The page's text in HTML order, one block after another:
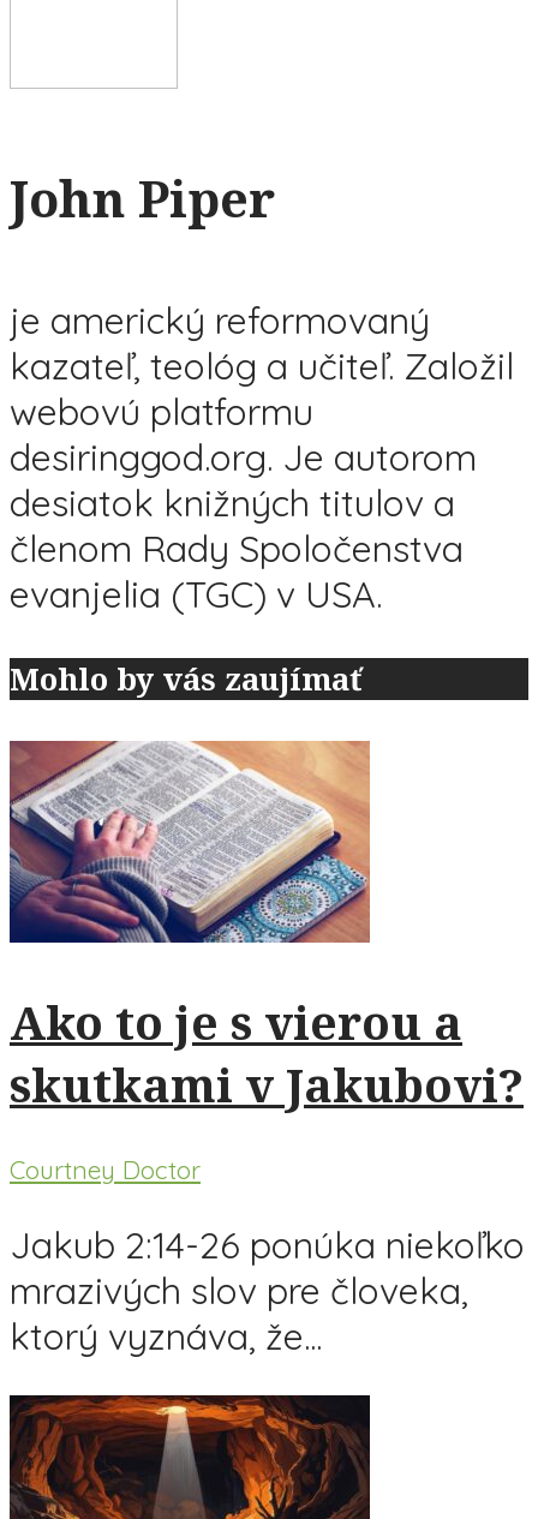
John Piper
je americký reformovaný
kazateľ, teológ a učiteľ. Založil
webovú platformu
desiringgod.org. Je autorom
desiatok knižných titulov a
členom Rady Spoločenstva
evanjelia (TGC) v USA.
Mohlo by vás zaujímať
Ako to je s vierou a
skutkami v Jakubovi?
Courtney Doctor
Jakub 2:14-26 ponúka niekoľko
mrazivých slov pre človeka,
ktorý vyznáva, že...